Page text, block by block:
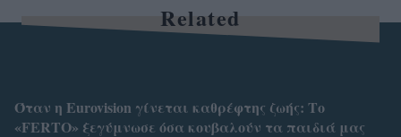
Related
Όταν η Eurovision γίνεται καθρέφτης ζωής: Το
«FERTO» ξεγύμνωσε όσα κουβαλούν τα παιδιά μας